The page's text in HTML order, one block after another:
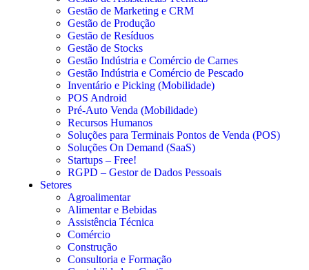
Gestão de Marketing e CRM
Gestão de Produção
Gestão de Resíduos
Gestão de Stocks
Gestão Indústria e Comércio de Carnes
Gestão Indústria e Comércio de Pescado
Inventário e Picking (Mobilidade)
POS Android
Pré-Auto Venda (Mobilidade)
Recursos Humanos
Soluções para Terminais Pontos de Venda (POS)
Soluções On Demand (SaaS)
Startups – Free!
RGPD – Gestor de Dados Pessoais
Setores
Agroalimentar
Alimentar e Bebidas
Assistência Técnica
Comércio
Construção
Consultoria e Formação